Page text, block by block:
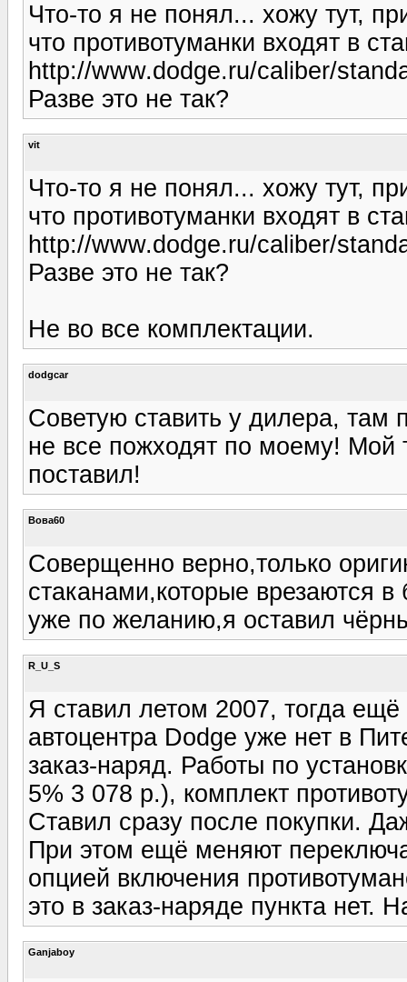
Что-то я не понял... хожу тут,
что противотуманки входят в
http://www.dodge.ru/caliber/
Разве это не так?
vit
Что-то я не понял... хожу тут,
что противотуманки входят в
http://www.dodge.ru/caliber/
Разве это не так?
Не во все комплектации.
dodgcar
Советую ставить у дилера, там
не все пожходят по моему! Мой
поставил!
Вова60
Соверщенно верно,только
стаканами,которые врезаются
уже по желанию,я оставил
R_U_S
Я ставил летом 2007, тогда ещё
автоцентра Dodge уже нет в
заказ-наряд. Работы по
5% 3 078 р.), комплект
Ставил сразу после покупки.
При этом ещё меняют
опцией включения
это в заказ-наряде пункта нет.
Ganjaboy